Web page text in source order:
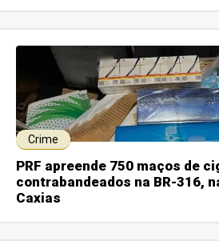
Crime
PRF apreende 750 maços de
contrabandeados na BR-316,
Caxias